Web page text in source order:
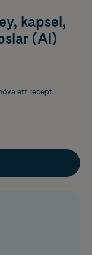
kapsel,
(Al)
ett recept.